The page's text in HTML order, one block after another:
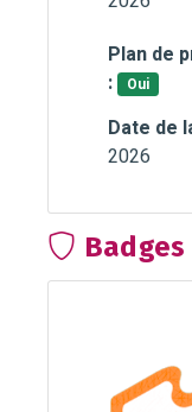
Plan de
:
Oui
Date de
2026